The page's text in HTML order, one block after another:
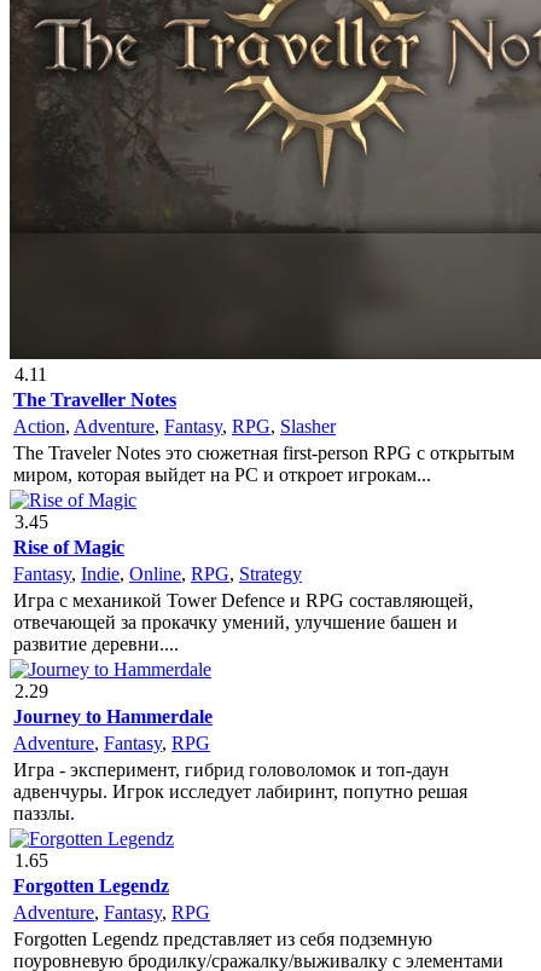
4.11
The Traveller Notes
Action, Adventure, Fantasy, RPG, Slasher
The Traveler Notes это сюжетная first-person RPG с открытым
миром, которая выйдет на PC и откроет игрокам...
3.45
Rise of Magic
Fantasy, Indie, Online, RPG, Strategy
Игра с механикой Tower Defence и RPG составляющей,
отвечающей за прокачку умений, улучшение башен и
развитие деревни....
2.29
Journey to Hammerdale
Adventure, Fantasy, RPG
Игра - эксперимент, гибрид головоломок и топ-даун
адвенчуры. Игрок исследует лабиринт, попутно решая
паззлы.
1.65
Forgotten Legendz
Adventure, Fantasy, RPG
Forgotten Legendz представляет из себя подземную
поуровневую бродилку/сражалку/выживалку с элементами